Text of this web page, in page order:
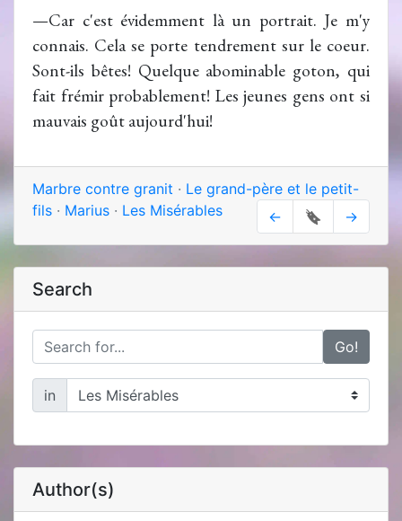
—Car c'est évidemment là un portrait. Je m'y
connais. Cela se porte tendrement sur le coeur.
Sont-ils bêtes! Quelque abominable goton, qui
fait frémir probablement! Les jeunes gens ont si
mauvais goût aujourd'hui!
Marbre contre granit · Le grand-père et le petit-
fils · Marius · Les Misérables ← 🔖 →
Search
Go!
in
Author(s)